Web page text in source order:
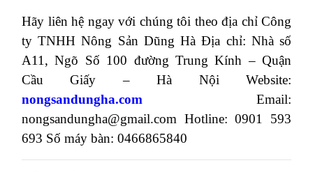
Hãy liên hệ ngay với chúng tôi theo địa chỉ Công
ty TNHH Nông Sản Dũng Hà Địa chỉ: Nhà số
A11, Ngõ Số 100 đường Trung Kính – Quận
Cầu Giấy – Hà Nội
Website:
nongsandungha.com
Email:
nongsandungha@gmail.com Hotline: 0901 593
693 Số máy bàn: 0466865840